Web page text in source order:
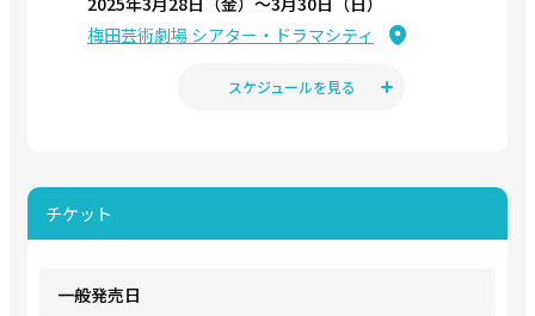
梅田芸術劇場 シアター・ドラマシティ
スケジュールを見る
チケット
一般発売日